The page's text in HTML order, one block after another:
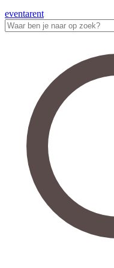
eventarent